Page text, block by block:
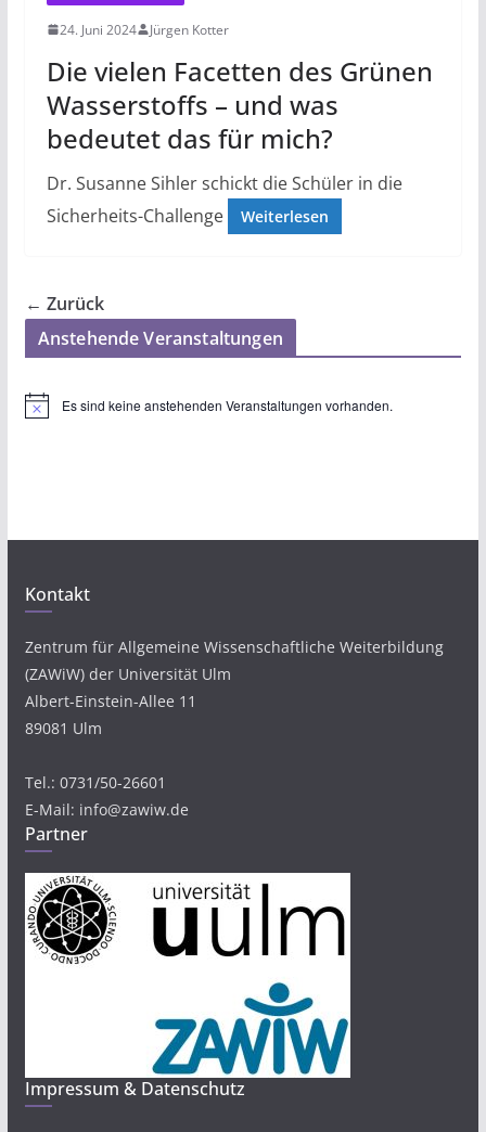
24. Juni 2024 Jürgen Kotter
Die vielen Facetten des Grünen
Wasserstoffs – und was
bedeutet das für mich?
Dr. Susanne Sihler schickt die Schüler in die
Sicherheits-Challenge
Weiterlesen
← Zurück
Anstehende Veranstaltungen
H
Es sind keine anstehenden Veranstaltungen vorhanden.
Kontakt
Zentrum für Allgemeine Wissenschaftliche Weiterbildung
(ZAWiW) der Universität Ulm
Albert-Einstein-Allee 11
89081 Ulm
Tel.: 0731/50-26601
E-Mail: info@zawiw.de
Partner
Impressum & Datenschutz